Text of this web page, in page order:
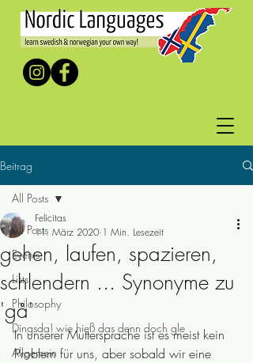
Beitrag
All Posts
Events
Lists
Philosophy
Dingsda! wie hieß das denn doch gle
Allgemein
All Posts
gehen, laufen, spazieren,
schlendern ... Synonyme zu
'gå'
Felicitas
11. März 2020 1 Min. Lesezeit
In unserer Muttersprache ist es meist kein
Problem für uns, aber sobald wir eine